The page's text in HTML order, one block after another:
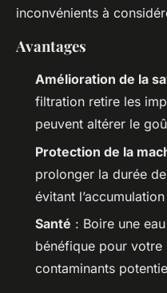
inconvénients à
Avantages
Amélioration de la
filtration retire les
peuvent altérer le
Protection de la
prolonger la durée
évitant
Santé : Boire une
bénéfique pour votre
contaminants